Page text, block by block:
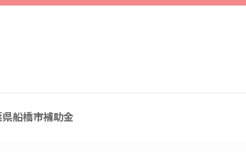
採用・雇用
船橋市補助金